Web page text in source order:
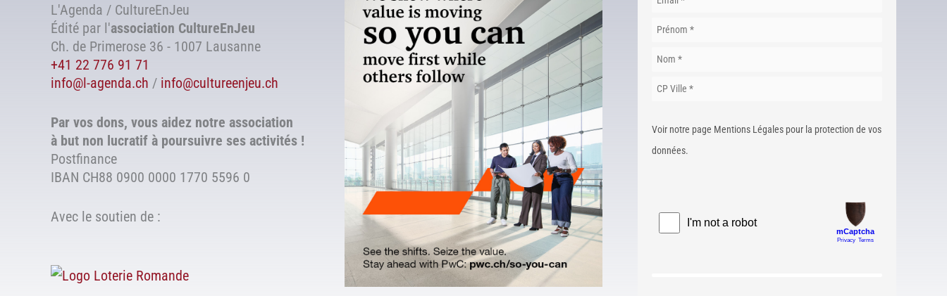
L'Agenda / CultureEnJeu
Édité par l'association CultureEnJeu
Ch. de Primerose 36 - 1007 Lausanne
+41 22 776 91 71
info@l-agenda.ch / info@cultureenjeu.ch
Par vos dons, vous aidez notre association
à but non lucratif à poursuivre ses activités !
Postfinance
IBAN CH88 0900 0000 1770 5596 0
Avec le soutien de :
Voir notre page Mentions Légales pour la protection de vos
données.